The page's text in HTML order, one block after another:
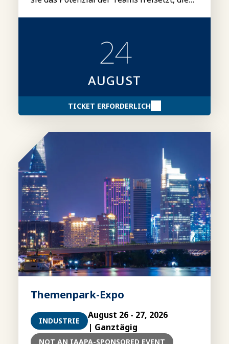
24
AUGUST
TICKET ERFORDERLICH
Themenpark-Expo
INDUSTRIE
August 26 - 27, 2026
| Ganztägig
NOT AN IAAPA-SPONSORED EVENT